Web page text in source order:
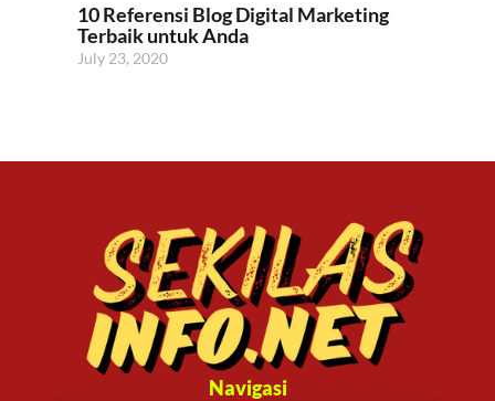
10 Referensi Blog Digital Marketing
Terbaik untuk Anda
July 23, 2020
Navigasi